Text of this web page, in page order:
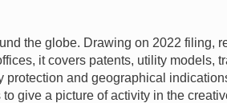
the globe. Drawing on 2022 filing,
it covers patents, utility models,
and geographical
give a picture of activity in the